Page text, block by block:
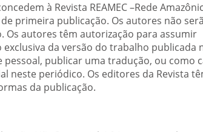
à Revista REAMEC –Rede
primeira publicação. Os autores não
autores têm autorização para assumir
da versão do trabalho publicada
publicar uma tradução, ou como
neste periódico. Os editores da Revista
da publicação.